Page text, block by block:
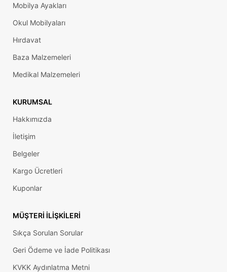
Mobilya Ayakları
Okul Mobilyaları
Hırdavat
Baza Malzemeleri
Medikal Malzemeleri
KURUMSAL
Hakkımızda
İletişim
Belgeler
Kargo Ücretleri
Kuponlar
MÜŞTERI İLIŞKILERI
Sıkça Sorulan Sorular
Geri Ödeme ve İade Politikası
KVKK Aydınlatma Metni